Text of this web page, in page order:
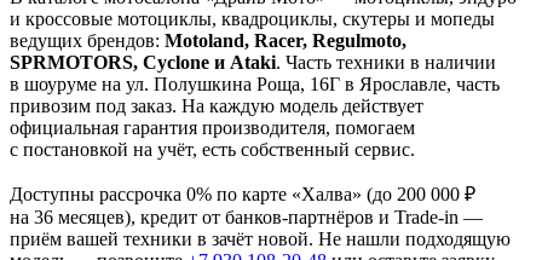
и кроссовые мотоциклы, квадроциклы, скутеры и мопеды
ведущих брендов: Motoland, Racer, Regulmoto,
SPRMOTORS, Cyclone и Ataki. Часть техники в наличии
в шоуруме на ул. Полушкина Роща, 16Г в Ярославле, часть
привозим под заказ. На каждую модель действует
официальная гарантия производителя, помогаем
с постановкой на учёт, есть собственный сервис.
Доступны рассрочка 0% по карте «Халва» (до 200 000 ₽
на 36 месяцев), кредит от банков-партнёров и Trade-in —
приём вашей техники в зачёт новой. Не нашли подходящую